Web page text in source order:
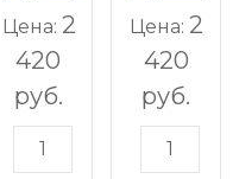
Deckron,
Darvolex,
Ecodeck
(4
пог.метра),
Цена: 2
420
руб.
Deckron,
Darvolex,
Ecodeck
(4
Цена: 2
420
руб.